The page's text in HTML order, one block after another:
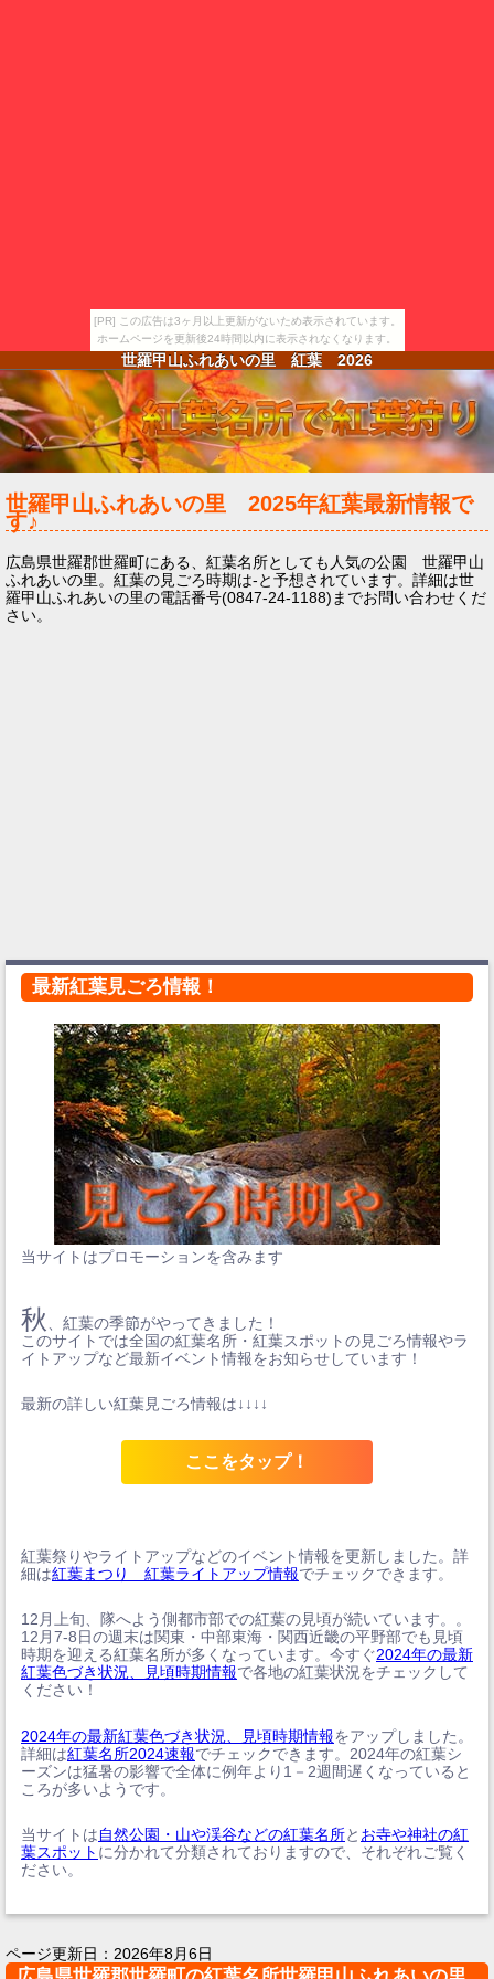
[PR] この広告は3ヶ月以上更新がないため表示されています。
ホームページを更新後24時間以内に表示されなくなります。
世羅甲山ふれあいの里 紅葉 2026
世羅甲山ふれあいの里 2025年紅葉最新情報で
す♪
広島県世羅郡世羅町にある、紅葉名所としても人気の公園 世羅甲山
ふれあいの里。紅葉の見ごろ時期は-と予想されています。詳細は世
羅甲山ふれあいの里の電話番号(0847-24-1188)までお問い合わせくだ
さい。
最新紅葉見ごろ情報！
当サイトはプロモーションを含みます
秋
、紅葉の季節がやってきました！
このサイトでは全国の紅葉名所・紅葉スポットの見ごろ情報やラ
イトアップなど最新イベント情報をお知らせしています！
最新の詳しい紅葉見ごろ情報は↓↓↓↓
ここをタップ！
紅葉祭りやライトアップなどのイベント情報を更新しました。詳
細は紅葉まつり 紅葉ライトアップ情報でチェックできます。
12月上旬、隊へよう側都市部での紅葉の見頃が続いています。。
12月7-8日の週末は関東・中部東海・関西近畿の平野部でも見頃
時期を迎える紅葉名所が多くなっています。今すぐ2024年の最新
紅葉色づき状況、見頃時期情報で各地の紅葉状況をチェックして
ください！
2024年の最新紅葉色づき状況、見頃時期情報をアップしました。
詳細は紅葉名所2024速報でチェックできます。2024年の紅葉シ
ーズンは猛暑の影響で全体に例年より1－2週間遅くなっていると
ころが多いようです。
当サイトは自然公園・山や渓谷などの紅葉名所と お寺や神社の紅
葉スポット に分かれて分類されておりますので、それぞれご覧く
ださい。
ページ更新日： 2026年8月6日